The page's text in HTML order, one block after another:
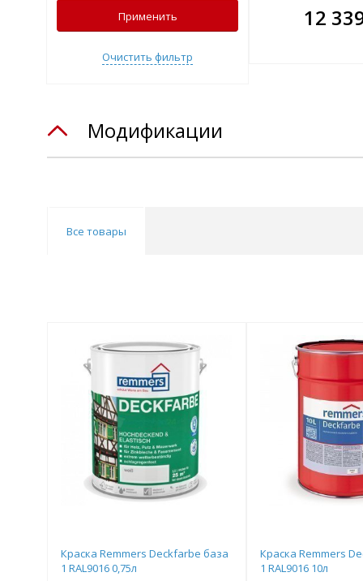
В комплекте
всегда выгоднее!
Подобрать комплект
12В
всегда
Применить
Очистить фильтр
Модификации
Все товары
Краска Remmers Deckfarbe база
1 RAL9016 0,75л
Краска Remmers
1 RAL9016 10л